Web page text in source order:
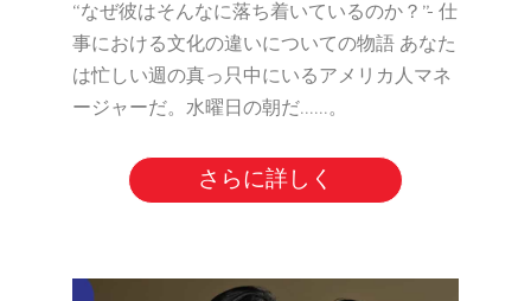
“なぜ彼はそんなに落ち着いているのか？”- 仕
事における文化の違いについての物語 あなた
は忙しい週の真っ只中にいるアメリカ人マネ
ージャーだ。水曜日の朝だ......。
さらに詳しく